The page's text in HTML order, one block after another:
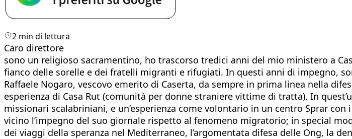
2 min di lettura
Caro direttore
sono un religioso sacramentino, ho trascorso tredici anni del mio ministero a
fianco delle sorelle e dei fratelli migranti e rifugiati. In questi anni di impegno,
Raffaele Nogaro, vescovo emerito di Caserta, da sempre in prima linea nella
esperienza di Casa Rut (comunità per donne straniere vittime di tratta). In
missionari scalabriniani, e un’esperienza come volontario in un centro Sprar
vicino l’impegno del suo giornale rispetto al fenomeno migratorio; in special
dei viaggi della speranza nel Mediterraneo, l’argomentata difesa delle Ong, la